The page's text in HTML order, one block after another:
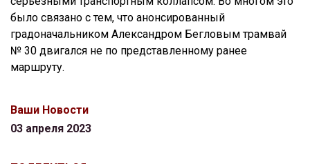
было связано с тем, что анонсированный
градоначальником Александром Бегловым трамвай
№ 30 двигался не по представленному ранее
маршруту.
Ваши Новости
03 апреля 2023